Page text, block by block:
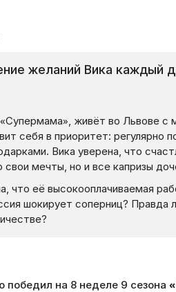
желаний Вика каждый
живёт во Львове
себя в приоритет: регулярно
Вика уверена, что
мечты, но и все капризы
что её высокооплачиваемая
шокирует соперниц? Правда
победил на 8 неделе 9 сезона